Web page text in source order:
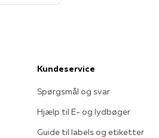
Kundeservice
Spørgsmål og svar
Hjælp til E- og lydbøger
Guide til labels og etiketter